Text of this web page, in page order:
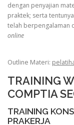
dengan penyajian
praktek; serta
telah berpengalaman
online
Outline Materi:
TRAINING
COMPTIA
TRAINING
PRAKERJA